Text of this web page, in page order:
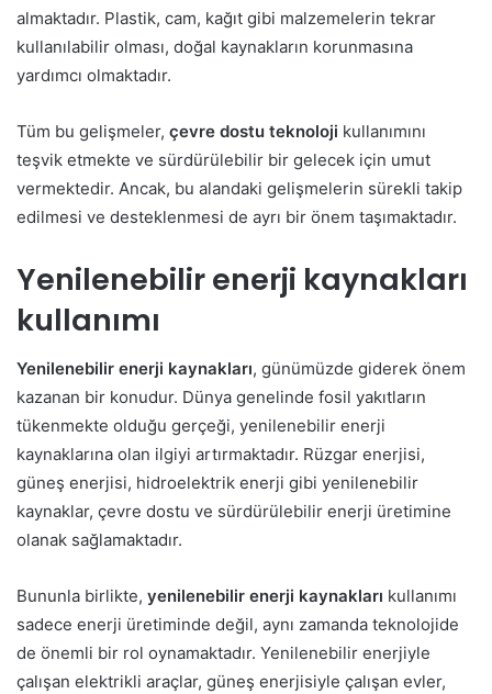
almaktadır. Plastik, cam, kağıt gibi malzemelerin tekrar
kullanılabilir olması, doğal kaynakların korunmasına
yardımcı olmaktadır.
Tüm bu gelişmeler, çevre dostu teknoloji kullanımını
teşvik etmekte ve sürdürülebilir bir gelecek için umut
vermektedir. Ancak, bu alandaki gelişmelerin sürekli takip
edilmesi ve desteklenmesi de ayrı bir önem taşımaktadır.
Yenilenebilir enerji kaynakları
kullanımı
Yenilenebilir enerji kaynakları, günümüzde giderek önem
kazanan bir konudur. Dünya genelinde fosil yakıtların
tükenmekte olduğu gerçeği, yenilenebilir enerji
kaynaklarına olan ilgiyi artırmaktadır. Rüzgar enerjisi,
güneş enerjisi, hidroelektrik enerji gibi yenilenebilir
kaynaklar, çevre dostu ve sürdürülebilir enerji üretimine
olanak sağlamaktadır.
Bununla birlikte, yenilenebilir enerji kaynakları kullanımı
sadece enerji üretiminde değil, aynı zamanda teknolojide
de önemli bir rol oynamaktadır. Yenilenebilir enerjiyle
çalışan elektrikli araçlar, güneş enerjisiyle çalışan evler,